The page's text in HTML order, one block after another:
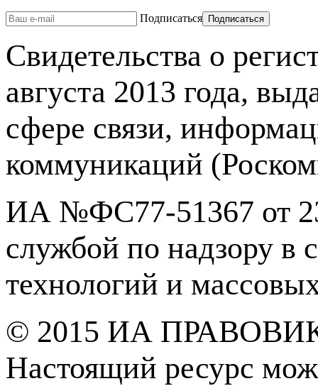
Подписаться
Свидетельства о
августа 2013 года,
сфере связи,
коммуникаций
ИА №ФС77-51367 от 23
службой по надзору в
технологий и
© 2015 ИА
Настоящий ресурс